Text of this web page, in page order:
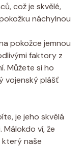
což ‌je skvělé,
náchylnou
pokožce jemnou
faktory z
‌Můžete si ho
vojenský plášť
je⁢ jeho ⁤skvělá
ví, že
který ⁢naše